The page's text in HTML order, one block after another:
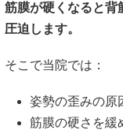
筋膜が硬くなると背
圧迫します。
そこで当院では：
姿勢の歪みの原
筋膜の硬さを緩